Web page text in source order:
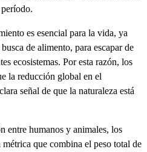
es esencial para la vida, ya
de alimento, para escapar de
ecosistemas. Por esta razón, los
la reducción global en el
señal de que la naturaleza está
entre humanos y animales, los
que combina el peso total de